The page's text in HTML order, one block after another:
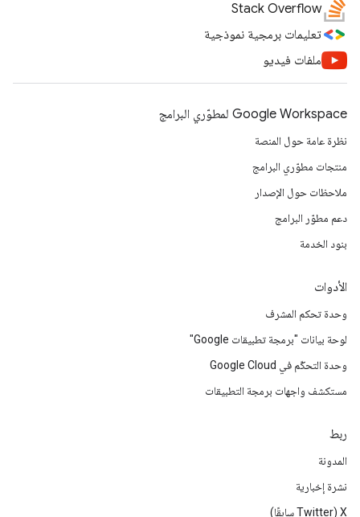
Stack Overflow
تعليمات برمجية نموذجية
ملفات فيديو
Google Workspace لمطوّري البرامج
نظرة عامة حول المنصة
منتجات مطوّري البرامج
ملاحظات حول الإصدار
دعم مطوّر البرامج
بنود الخدمة
الأدوات
وحدة تحكم المشرف
لوحة بيانات "برمجة تطبيقات Google"
وحدة التحكّم في Google Cloud
مستكشف واجهات برمجة التطبيقات
ربط
المدونة
نشرة إخبارية
‫X ‏(Twitter سابقًا)